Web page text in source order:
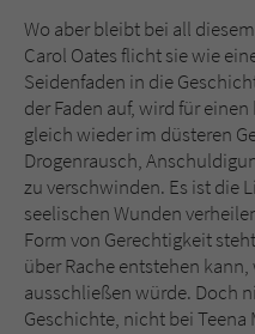
Wo aber bleibt bei all
Carol Oates flicht sie wie
Seidenfaden in die
der Faden auf, wird für
gleich wieder im düsteren
Drogenrausch,
zu verschwinden. Es ist die
seelischen Wunden
Form von Gerechtigkeit
über Rache entstehen
ausschließen würde. Doch
Geschichte, nicht bei Teena